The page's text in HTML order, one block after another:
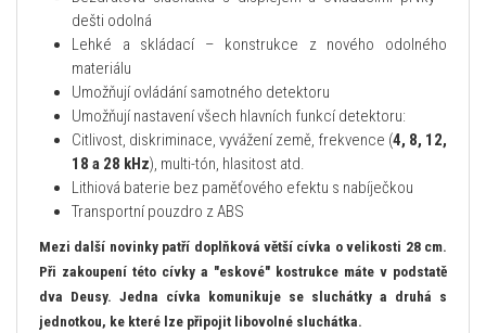
dešti odolná
Lehké a skládací – konstrukce z nového odolného
materiálu
Umožňují ovládání samotného detektoru
Umožňují nastavení všech hlavních funkcí detektoru:
Citlivost, diskriminace, vyvážení země, frekvence (4, 8, 12,
18 a 28 kHz), multi-tón, hlasitost atd.
Lithiová baterie bez paměťového efektu s nabíječkou
Transportní pouzdro z ABS
Mezi další novinky patří doplňková větší cívka o velikosti 28 cm.
Při zakoupení této cívky a "eskové" kostrukce máte v podstatě
dva Deusy. Jedna cívka komunikuje se sluchátky a druhá s
jednotkou, ke které lze připojit libovolné sluchátka.